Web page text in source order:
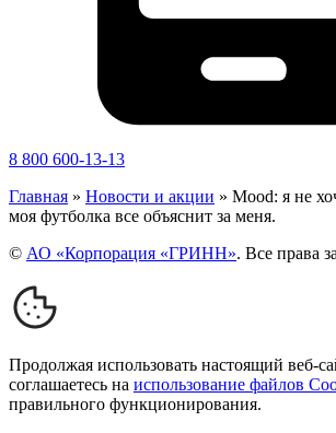
8 800 600-13-13
Главная » Новости и акции » Mood: я не
моя футболка все объяснит за меня.
© АО «Корпорация «ГРИНН». Все права
Продолжая использовать настоящий веб-
соглашаетесь на использование файлов
правильного функционирования.